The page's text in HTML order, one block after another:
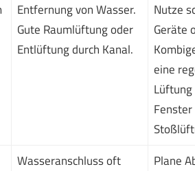
Entfernung von Wasser.
Gute Raumlüftung oder
Entlüftung durch Kanal.
Nutze
Geräte
eine
Wasseranschluss oft
Plane